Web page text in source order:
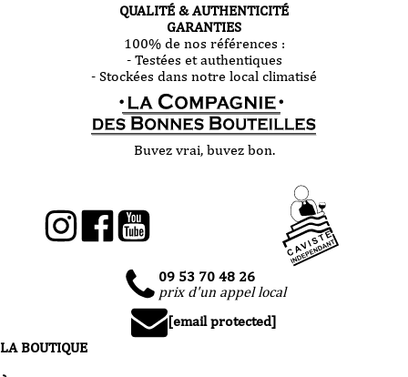
QUALITÉ & AUTHENTICITÉ
GARANTIES
100% de nos références :
- Testées et authentiques
- Stockées dans notre local climatisé
Buvez vrai, buvez bon.
09 53 70 48 26
prix d'un appel local
[email protected]
LA BOUTIQUE